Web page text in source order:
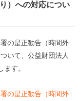
）への対応につい
の是正勧告（時間外
いて、公益財団法人
す。
の是正勧告（時間外